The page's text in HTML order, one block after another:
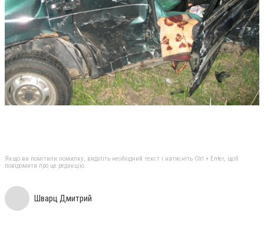
Якщо ви помітили помилку, виділіть необхідний текст і натисніть Ctrl + Enter, щоб
повідомити про це редакцію
Шварц Дмитрий